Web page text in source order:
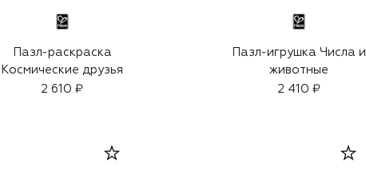
Пазл-раскраска
Космические друзья
2 610 ₽
Пазл-игрушка Числа и
животные
2 410 ₽